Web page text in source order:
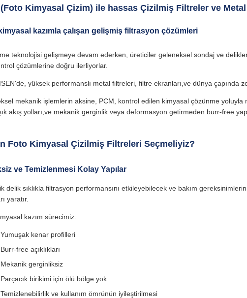
(Foto Kimyasal Çizim) ile hassas Çizilmiş Filtreler ve
kazımla çalışan gelişmiş filtrasyon çözümleri
teknolojisi gelişmeye devam ederken, üreticiler geleneksel sondaj ve
çözümlerine doğru ilerliyorlar.
yüksek performanslı metal filtreleri, filtre ekranları,ve dünya çapında
mekanik işlemlerin aksine, PCM, kontrol edilen kimyasal çözünme yoluyla
akış yolları,ve mekanik gerginlik veya deformasyon getirmeden burr-free
Foto Kimyasal Çizilmiş Filtreleri Seçmeliyiz?
ve Temizlenmesi Kolay Yapılar
delik sıklıkla filtrasyon performansını etkileyebilecek ve bakım
yaratır.
kazım sürecimiz:
Yumuşak kenar profilleri
Burr-free açıklıkları
Mekanik gerginliksiz
Parçacık birikimi için ölü bölge yok
Temizlenebilirlik ve kullanım ömrünün iyileştirilmesi